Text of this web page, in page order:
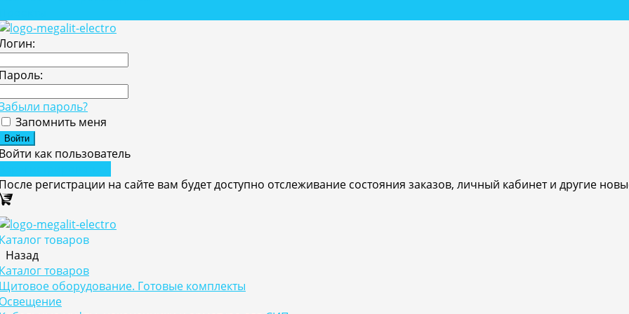
пароль?
Запомнить меня
как пользователь
регистрации на сайте вам будет доступно отслеживание состояния заказов, личный кабинет и другие
товаров
Назад
товаров
оборудование. Готовые комплекты